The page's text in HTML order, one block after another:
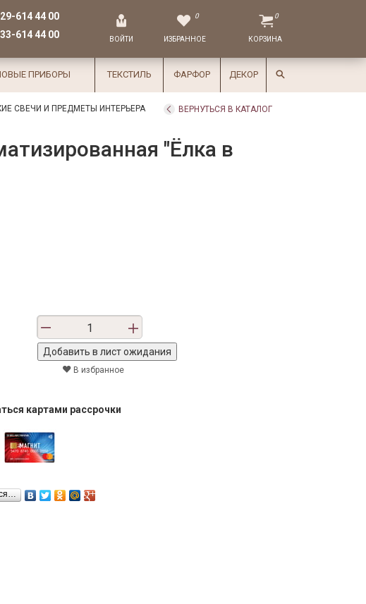
614 44 00
614 44 00
ВОЙТИ
0
ИЗБРАННОЕ
0
КОРЗИНА
ПРИБОРЫ ТЕКСТИЛЬ ФАРФОР ДЕКОР
СВЕЧИ И ПРЕДМЕТЫ ИНТЕРЬЕРА
ВЕРНУТЬСЯ В КАТАЛОГ
"Ёлка в
В избранное
картами рассрочки